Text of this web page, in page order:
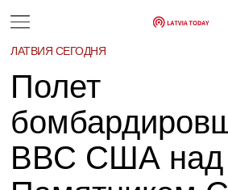
ЛАТВИЯ СЕГОДНЯ
Полет
ВВС США над